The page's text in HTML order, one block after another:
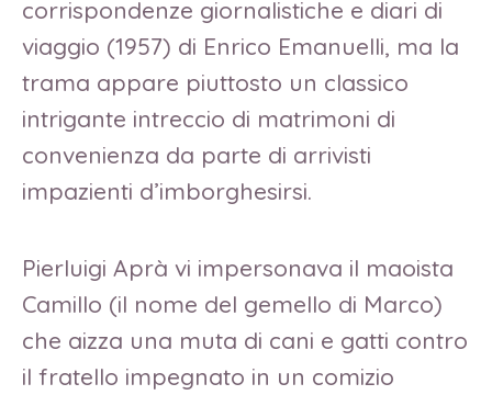
corrispondenze giornalistiche e diari di
viaggio (1957) di Enrico Emanuelli, ma la
trama appare piuttosto un classico
intrigante intreccio di matrimoni di
convenienza da parte di arrivisti
impazienti d’imborghesirsi.
Pierluigi Aprà vi impersonava il maoista
Camillo (il nome del gemello di Marco)
che aizza una muta di cani e gatti contro
il fratello impegnato in un comizio